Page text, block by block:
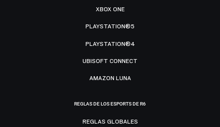
XBOX ONE
PLAYSTATION®5
PLAYSTATION®4
UBISOFT CONNECT
AMAZON LUNA
REGLAS DE LOS ESPORTS DE R6
REGLAS GLOBALES